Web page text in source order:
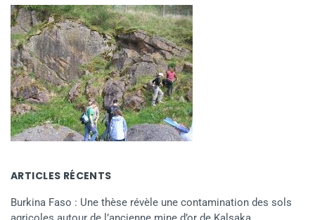
ARTICLES RÉCENTS
Burkina Faso : Une thèse révèle une contamination des sols